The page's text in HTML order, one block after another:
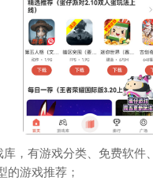
，有游戏分类、免费软件
的游戏推荐；